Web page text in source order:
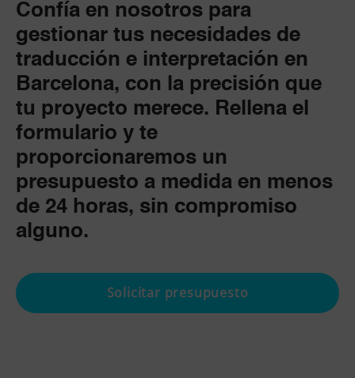
Confía en nosotros para
gestionar tus necesidades de
traducción e interpretación en
Barcelona, con la precisión que
tu proyecto merece. Rellena el
formulario y te
proporcionaremos un
presupuesto a medida en menos
de 24 horas, sin compromiso
alguno.
Solicitar presupuesto